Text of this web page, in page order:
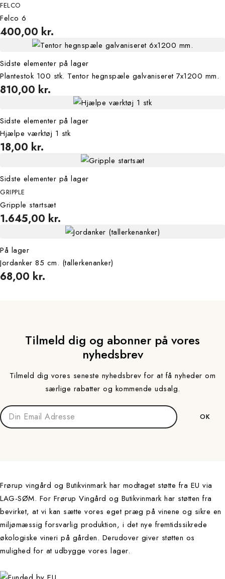
FELCO
Felco 6
400,00 kr.
Sidste elementer på lager
Plantestok 100 stk. Tentor hegnspæle galvaniseret 7x1200 mm.
810,00 kr.
Sidste elementer på lager
Hjælpe værktøj 1 stk
18,00 kr.
Sidste elementer på lager
GRIPPLE
Gripple startsæt
1.645,00 kr.
På lager
Jordanker 85 cm. (tallerkenanker)
68,00 kr.
Tilmeld dig og abonner på vores
nyhedsbrev
Tilmeld dig vores seneste nyhedsbrev for at få nyheder om
særlige rabatter og kommende udsalg.
Frørup vingård og Butikvinmark har modtaget støtte fra EU via
LAG-SØM. For Frørup Vingård og Butikvinmark har støtten fra
bevirket, at vi kan sætte vores eget præg på vinene og sikre en
miljømæssig forsvarlig produktion, i det nye fremtidssikrede
økologiske vineri på gården. Derudover giver støtten os
mulighed for at udbygge vores lager.